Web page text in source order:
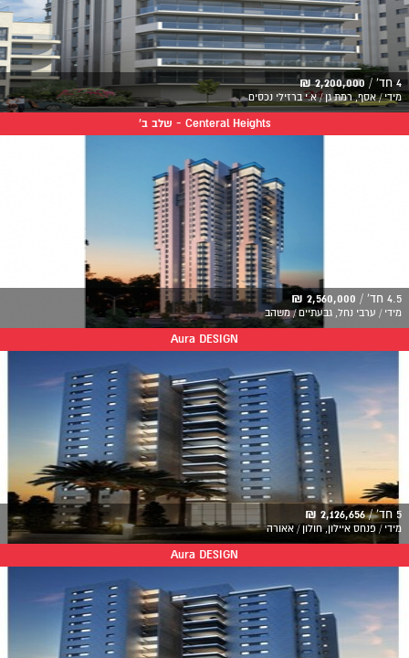
4 חד' / 2,200,000 ₪
מידי / אסף, רמת גן / א.י ברזילי נכסים
Centeral Heights - שלב ב'
4.5 חד' / 2,560,000 ₪
מידי / ערבי נחל, גבעתיים / משהב
Aura DESIGN
5 חד' / 2,126,656 ₪
מידי / פנחס איילון, חולון / אאורה
Aura DESIGN